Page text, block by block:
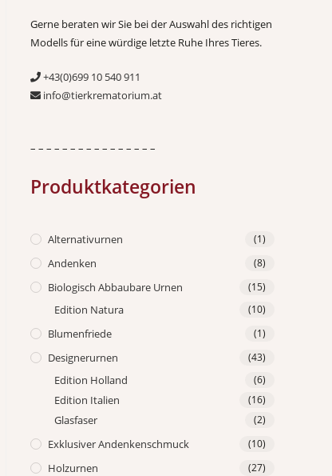
Gerne beraten wir Sie bei der Auswahl des richtigen
Modells für eine würdige letzte Ruhe Ihres Tieres.
+43(0)699 10 540 911
info@tierkrematorium.at
– – – – – – – – – – – – – – – –
Produktkategorien
Alternativurnen (1)
Andenken (8)
Biologisch Abbaubare Urnen (15)
Edition Natura (10)
Blumenfriede (1)
Designerurnen (43)
Edition Holland (6)
Edition Italien (16)
Glasfaser (2)
Exklusiver Andenkenschmuck (10)
Holzurnen (27)